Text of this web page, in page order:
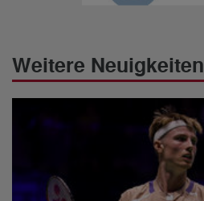
Weitere Neuigkeiten